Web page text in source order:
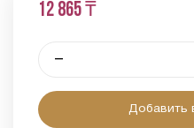
12 865 ₸
–
Добавить